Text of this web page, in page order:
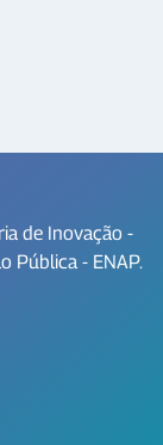
de Inovação -
Pública - ENAP.